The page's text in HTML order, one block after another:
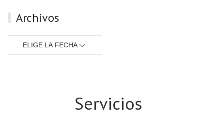
Archivos
ELIGE LA FECHA
Servicios